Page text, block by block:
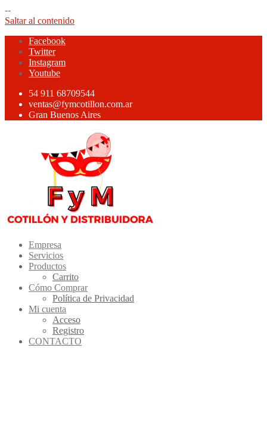
--
Saltar al contenido
Facebook
Twitter
Instagram
Youtube
54 911 68709544
ventas@fymcotillon.com.ar
Gran Buenos Aires
Empresa
Servicios
Productos
Carrito
Cómo Comprar
Política de Privacidad
Mi cuenta
Acceso
Registro
CONTACTO